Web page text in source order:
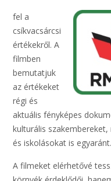
fel a
csíkvacsárcsi
értékekről. A
filmben
bemutatjuk
az értékeket
régi és
aktuális fényképes
kulturális
és iskolásokat is egyaránt.
A filmeket elérhetővé